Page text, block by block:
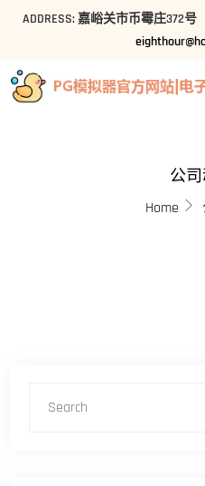
ADDRESS: 嘉峪关市币霉庄372号
公
Home